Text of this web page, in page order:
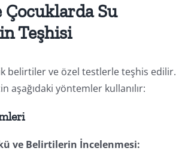
Çocuklarda Su
Teşhisi
belirtiler ve özel testlerle teşhis edilir.
aşağıdaki yöntemler kullanılır:
ve Belirtilerin İncelenmesi: